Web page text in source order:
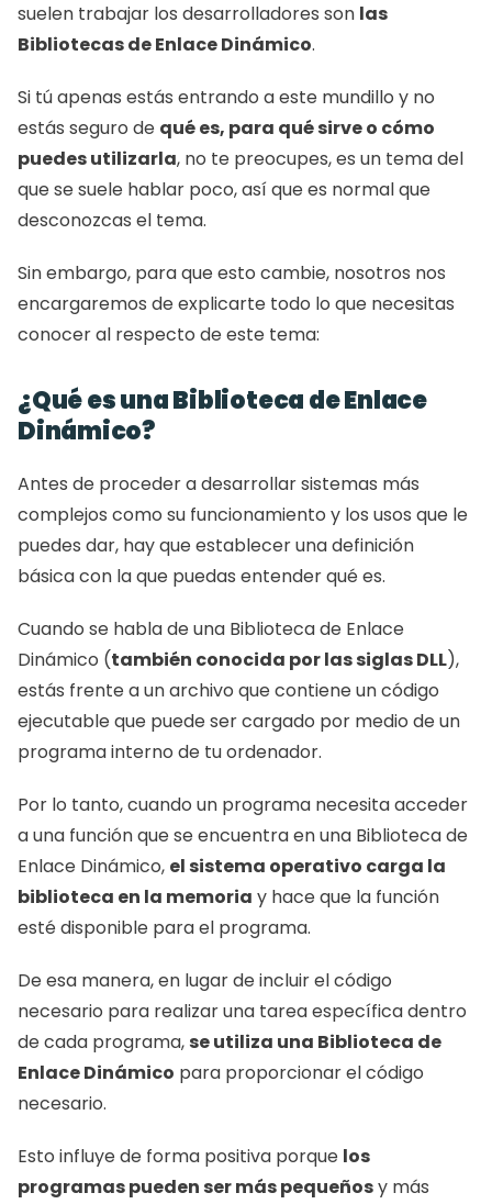
suelen trabajar los desarrolladores son las
Bibliotecas de Enlace Dinámico.
Si tú apenas estás entrando a este mundillo y no
estás seguro de qué es, para qué sirve o cómo
puedes utilizarla, no te preocupes, es un tema del
que se suele hablar poco, así que es normal que
desconozcas el tema.
Sin embargo, para que esto cambie, nosotros nos
encargaremos de explicarte todo lo que necesitas
conocer al respecto de este tema:
¿Qué es una Biblioteca de Enlace
Dinámico?
Antes de proceder a desarrollar sistemas más
complejos como su funcionamiento y los usos que le
puedes dar, hay que establecer una definición
básica con la que puedas entender qué es.
Cuando se habla de una Biblioteca de Enlace
Dinámico (también conocida por las siglas DLL),
estás frente a un archivo que contiene un código
ejecutable que puede ser cargado por medio de un
programa interno de tu ordenador.
Por lo tanto, cuando un programa necesita acceder
a una función que se encuentra en una Biblioteca de
Enlace Dinámico, el sistema operativo carga la
biblioteca en la memoria y hace que la función
esté disponible para el programa.
De esa manera, en lugar de incluir el código
necesario para realizar una tarea específica dentro
de cada programa, se utiliza una Biblioteca de
Enlace Dinámico para proporcionar el código
necesario.
Esto influye de forma positiva porque los
programas pueden ser más pequeños y más